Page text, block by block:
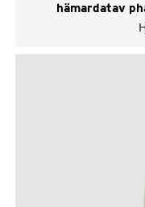
hämardatav